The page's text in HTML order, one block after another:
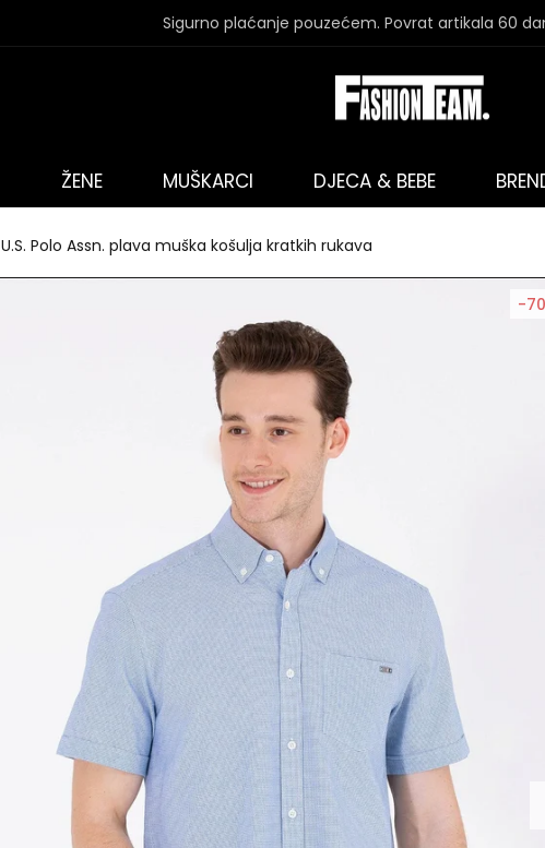
Sigurno plaćanje pouzećem. Povrat artikala 60
ŽENE MUŠKARCI DJECA & BEBE
U.S. Polo Assn. plava muška košulja kratkih rukava
-